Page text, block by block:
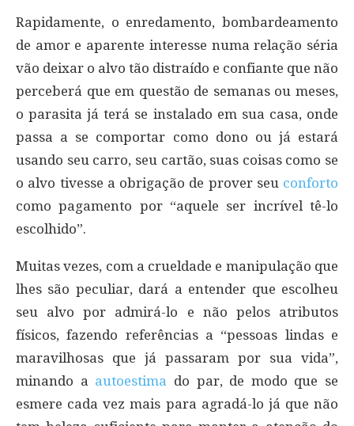
Rapidamente, o enredamento, bombardeamento
de amor e aparente interesse numa relação séria
vão deixar o alvo tão distraído e confiante que não
perceberá que em questão de semanas ou meses,
o parasita já terá se instalado em sua casa, onde
passa a se comportar como dono ou já estará
usando seu carro, seu cartão, suas coisas como se
o alvo tivesse a obrigação de prover seu conforto
como pagamento por “aquele ser incrível tê-lo
escolhido”.
Muitas vezes, com a crueldade e manipulação que
lhes são peculiar, dará a entender que escolheu
seu alvo por admirá-lo e não pelos atributos
físicos, fazendo referências a “pessoas lindas e
maravilhosas que já passaram por sua vida”,
minando a autoestima do par, de modo que se
esmere cada vez mais para agradá-lo já que não